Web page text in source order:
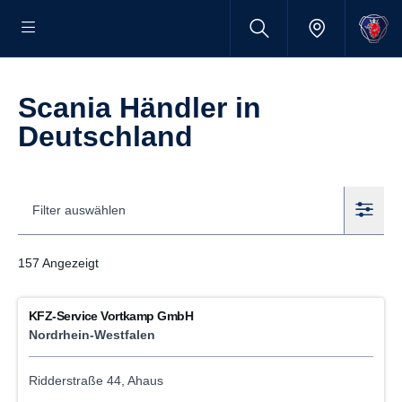
Scania Händler in
Deutsch­land
Filter auswählen
157 Angezeigt
Standorte
Extern
KFZ-Service Vortkamp GmbH
Nordrhein-Westfalen
Ridderstraße 44, Ahaus